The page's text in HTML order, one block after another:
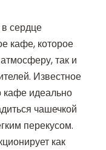
сердце
кафе, которое
так и
Известное
идеально
чашечкой
перекусом.
как